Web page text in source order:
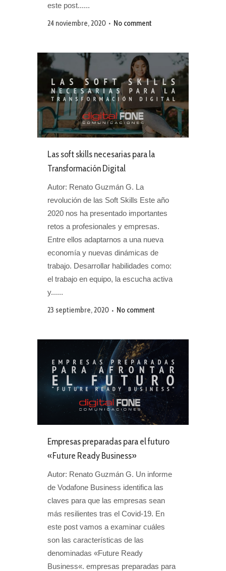
este post......
24 noviembre, 2020 No comment
Las soft skills necesarias para la
Transformación Digital
Autor: Renato Guzmán G. La
revolución de las Soft Skills Este año
2020 nos ha presentado importantes
retos a profesionales y empresas.
Entre ellos adaptarnos a una nueva
economía y nuevas dinámicas de
trabajo. Desarrollar habilidades como:
el trabajo en equipo, la escucha activa
y......
23 septiembre, 2020 No comment
Empresas preparadas para el futuro
«Future Ready Business»
Autor: Renato Guzmán G. Un informe
de Vodafone Business identifica las
claves para que las empresas sean
más resilientes tras el Covid-19. En
este post vamos a examinar cuáles
son las características de las
denominadas «Future Ready
Business«. empresas preparadas para